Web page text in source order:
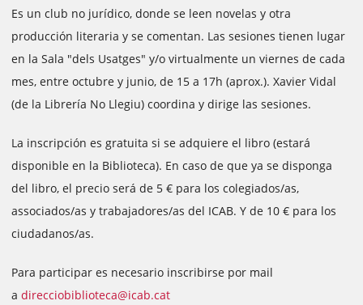
Es un club no jurídico, donde se leen novelas y otra
producción literaria y se comentan. Las sesiones tienen lugar
en la Sala "dels Usatges" y/o virtualmente un viernes de cada
mes, entre octubre y junio, de 15 a 17h (aprox.). Xavier Vidal
(de la Librería No Llegiu) coordina y dirige las sesiones.
La inscripción es gratuita si se adquiere el libro (estará
disponible en la Biblioteca). En caso de que ya se disponga
del libro, el precio será de 5 € para los colegiados/as,
associados/as y trabajadores/as del ICAB. Y de 10 € para los
ciudadanos/as.
Para participar es necesario inscribirse por mail
a direcciobiblioteca@icab.cat